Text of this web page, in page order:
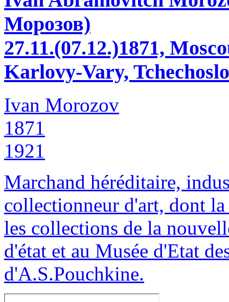
Морозов)
27.11.(07.12.)1871,
Karlovy-Vary,
Ivan Morozov
1871
1921
Marchand héréditaire,
collectionneur d'art, dont
les collections de la
d'état et au Musée d'Etat
d'A.S.Pouchkine.